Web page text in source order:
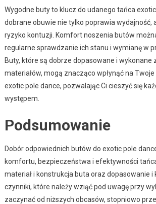
Wygodne buty to klucz do udanego tańca
dobrane obuwie nie tylko poprawia wydajność,
ryzyko kontuzji. Komfort noszenia butów
regularne sprawdzanie ich stanu i wymianę w
Buty, które są dobrze dopasowane i wykonane
materiałów, mogą znacząco wpłynąć na
exotic pole dance, pozwalając Ci cieszyć się
występem.
Podsumowanie
Dobór odpowiednich butów do exotic pole
komfortu, bezpieczeństwa i efektywności
materiał i konstrukcja buta oraz dopasowanie i
czynniki, które należy wziąć pod uwagę przy
zaczynać od niższych obcasów, stopniowo